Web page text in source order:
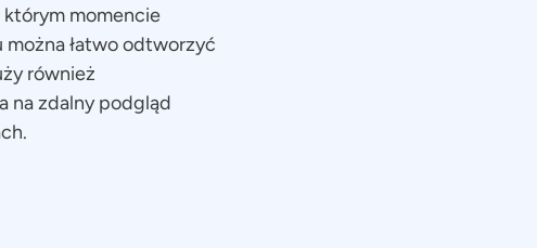
momencie
można łatwo odtworzyć
również
na zdalny podgląd